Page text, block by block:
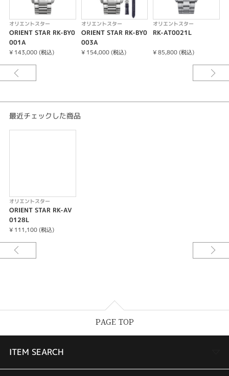
腕時計
ORIENT STAR
紹介文
＜数量限定＞
計を作りたい。
そんな職人たちの願いが「オリエントスター」の名には込められています。
オリエントスター
ORIENT STAR RK-BY0
001A
¥ 143,000 (税込)
オリエントスター
ORIENT STAR RK-BY0
003A
¥ 154,000 (税込)
オリエントスター
RK-AT0021L
¥ 85,800 (税込)
最近チェックした商品
オリエントスター
ORIENT STAR RK-AV
0128L
¥ 111,100 (税込)
PAGE TOP
ITEM SEARCH